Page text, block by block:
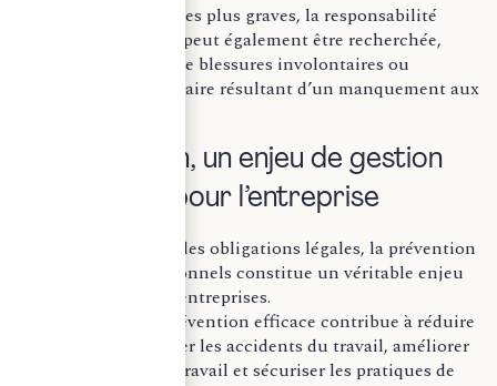
Dans les situations les plus graves, la responsabilité
pénale du dirigeant peut également être recherchée,
notamment en cas de blessures involontaires ou
d’homicide involontaire résultant d’un manquement aux
La prévention, un enjeu de gestion
des risques pour l’entreprise
Au-delà du respect des obligations légales, la prévention
des risques professionnels constitue un véritable enjeu
de gestion pour les entreprises.
Une politique de prévention efficace contribue à réduire
l’absentéisme, limiter les accidents du travail, améliorer
la qualité de vie au travail et sécuriser les pratiques de